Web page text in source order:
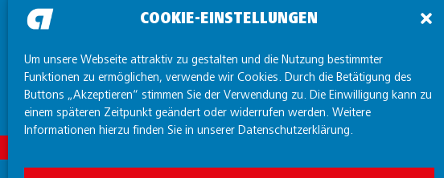
COOKIE-EINSTELLUNGEN
Um unsere Webseite attraktiv zu gestalten und die Nutzung bestimmter
Funktionen zu ermöglichen, verwende wir Cookies. Durch die Betätigung des
Buttons „Akzeptieren“ stimmen Sie der Verwendung zu. Die Einwilligung kann zu
einem späteren Zeitpunkt geändert oder widerrufen werden. Weitere
Informationen hierzu finden Sie in unserer Datenschutzerklärung.
info@allgaier.com
Exportverpackung